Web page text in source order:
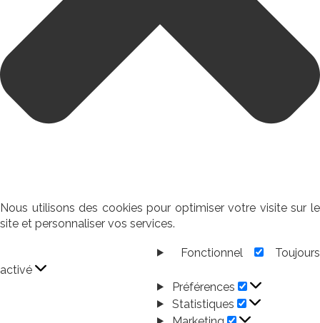
Nous utilisons des cookies pour optimiser votre visite sur le
site et personnaliser vos services.
Fonctionnel
Toujours
activé
Préférences
Statistiques